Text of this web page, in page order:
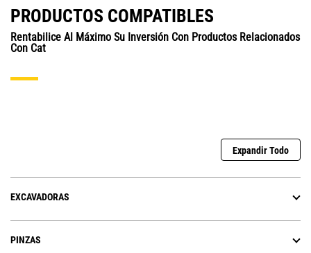
PRODUCTOS COMPATIBLES
Rentabilice Al Máximo Su Inversión Con Productos Relacionados
Con Cat
Expandir Todo
EXCAVADORAS
PINZAS